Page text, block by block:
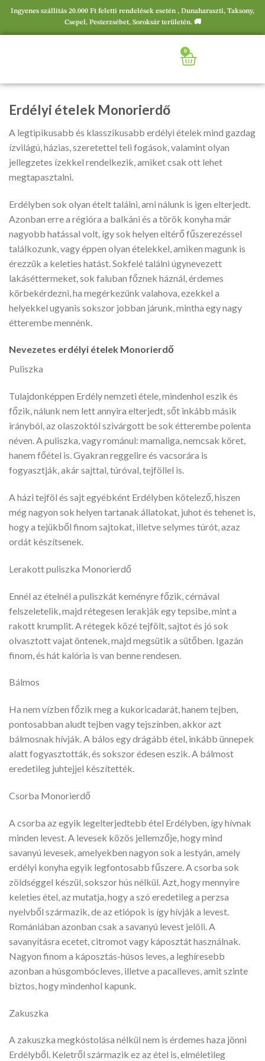
Ingyenes szállítás 20.000 Ft feletti rendelések esetén , Dunaharaszti, Taksony,
Csepel, Pesterzsébet, Soroksár területén. 🚚
0
Erdélyi ételek Monorierdő
A legtipikusabb és klasszikusabb erdélyi ételek mind gazdag
ízvilágú, házias, szeretettel teli fogások, valamint olyan
jellegzetes ízekkel rendelkezik, amiket csak ott lehet
megtapasztalni.
Erdélyben sok olyan ételt találni, ami nálunk is igen elterjedt.
Azonban erre a régióra a balkáni és a török konyha már
nagyobb hatással volt, így sok helyen eltérő fűszerezéssel
találkozunk, vagy éppen olyan ételekkel, amiken magunk is
érezzük a keleties hatást. Sokfelé találni úgynevezett
lakáséttermeket, sok faluban főznek háznál, érdemes
körbekérdezni, ha megérkezünk valahova, ezekkel a
helyekkel ugyanis sokszor jobban járunk, mintha egy nagy
étterembe mennénk.
Nevezetes erdélyi ételek Monorierdő
Puliszka
Tulajdonképpen Erdély nemzeti étele, mindenhol eszik és
főzik, nálunk nem lett annyira elterjedt, sőt inkább másik
irányból, az olaszoktól szivárgott be sok étterembe polenta
néven. A puliszka, vagy románul: mamaliga, nemcsak köret,
hanem főétel is. Gyakran reggelire és vacsorára is
fogyasztják, akár sajttal, túróval, tejföllel is.
A házi tejföl és sajt egyébként Erdélyben kötelező, hiszen
még nagyon sok helyen tartanak állatokat, juhot és tehenet is,
hogy a tejükből finom sajtokat, illetve selymes túrót, azaz
ordát készítsenek.
Lerakott puliszka Monorierdő
Ennél az ételnél a puliszkát keményre főzik, cérnával
felszeletelik, majd rétegesen lerakják egy tepsibe, mint a
rakott krumplit. A rétegek közé tejfölt, sajtot és jó sok
olvasztott vajat öntenek, majd megsütik a sütőben. Igazán
finom, és hát kalória is van benne rendesen.
Bálmos
Ha nem vízben főzik meg a kukoricadarát, hanem tejben,
pontosabban aludt tejben vagy tejszínben, akkor azt
bálmosnak hívják. A bálos egy drágább étel, inkább ünnepek
alatt fogyasztották, és sokszor édesen eszik. A bálmost
eredetileg juhtejjel készítették.
Csorba Monorierdő
A csorba az egyik legelterjedtebb étel Erdélyben, így hívnak
minden levest. A levesek közös jellemzője, hogy mind
savanyú levesek, amelyekben nagyon sok a lestyán, amely
erdélyi konyha egyik legfontosabb fűszere. A csorba sok
zöldséggel készül, sokszor hús nélkül. Azt, hogy mennyire
keleties étel, az mutatja, hogy a szó eredetileg a perzsa
nyelvből származik, de az etiópok is így hívják a levest.
Romániában azonban csak a savanyú levest jelöli. A
savanyításra ecetet, citromot vagy káposztát használnak.
Nagyon finom a káposztás-húsos leves, a leghíresebb
azonban a húsgombócleves, illetve a pacalleves, amit szinte
biztos, hogy mindenhol kapunk.
Zakuszka
A zakuszka megkóstolása nélkül nem is érdemes haza jönni
Erdélyből. Keletről származik ez az étel is, elméletileg